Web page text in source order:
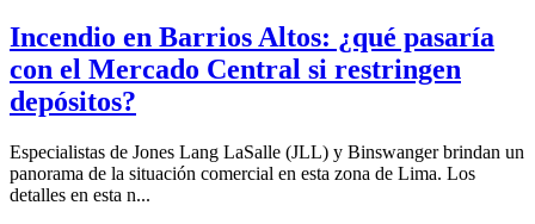
Incendio en Barrios Altos: ¿qué pasaría
con el Mercado Central si restringen
depósitos?
Especialistas de Jones Lang LaSalle (JLL) y Binswanger brindan un
panorama de la situación comercial en esta zona de Lima. Los
detalles en esta n...